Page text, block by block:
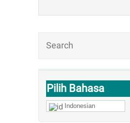
Pilih Bahasa
Indonesian